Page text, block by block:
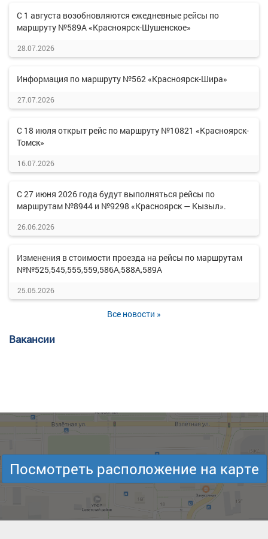
С 1 августа возобновляются ежедневные рейсы по
маршруту №589А «Красноярск-Шушенское»
28.07.2026
Информация по маршруту №562 «Красноярск-Шира»
27.07.2026
С 18 июля открыт рейс по маршруту №10821 «Красноярск-
Томск»
16.07.2026
С 27 июня 2026 года будут выполняться рейсы по
маршрутам №8944 и №9298 «Красноярск — Кызыл».
26.06.2026
Изменения в стоимости проезда на рейсы по маршрутам
№№525,545,555,559,586А,588А,589А
25.05.2026
Все новости »
Вакансии
Посмотреть расположение на карте